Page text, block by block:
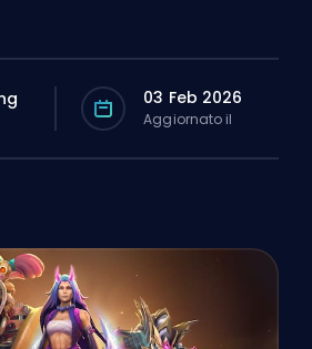
03 Feb 2026
Aggiornato il